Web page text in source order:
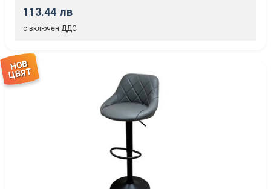
113.44 лв
с включен ДДС
НОВ
ЦВЯТ